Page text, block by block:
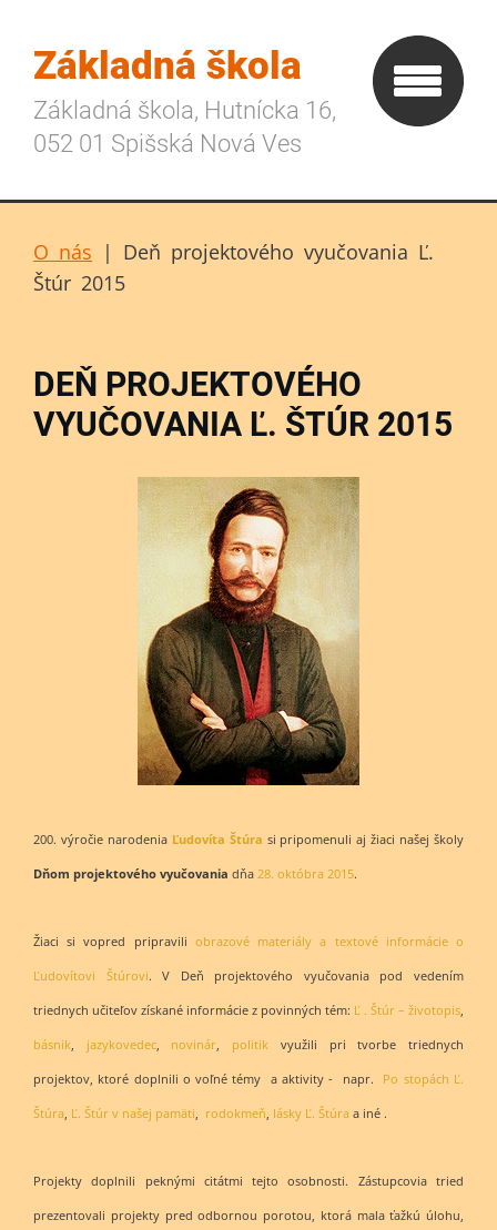
Základná škola
Základná škola, Hutnícka 16,
052 01 Spišská Nová Ves
O nás | Deň projektového vyučovania Ľ.
Štúr 2015
DEŇ PROJEKTOVÉHO
VYUČOVANIA Ľ. ŠTÚR 2015
200. výročie narodenia Ľudovíta Štúra si pripomenuli aj žiaci našej školy
Dňom projektového vyučovania dňa 28. októbra 2015.
Žiaci si vopred pripravili obrazové materiály a textové informácie o
Ľudovítovi Štúrovi. V Deň projektového vyučovania pod vedením
triednych učiteľov získané informácie z povinných tém: Ľ . Štúr – životopis,
básnik, jazykovedec, novinár, politik využili pri tvorbe triednych
projektov, ktoré doplnili o voľné témy a aktivity - napr. Po stopách Ľ.
Štúra, Ľ. Štúr v našej pamäti, rodokmeň, lásky Ľ. Štúra a iné .
Projekty doplnili peknými citátmi tejto osobnosti. Zástupcovia tried
prezentovali projekty pred odbornou porotou, ktorá mala ťažkú úlohu,